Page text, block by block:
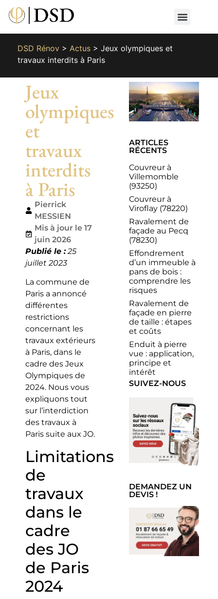
DSD Rénov> Actus> Jeux olympiques et
travaux interdits à Paris
Jeux
olympiques
et
travaux
interdits
à Paris
Pierrick
MESSIEN
Mis à jour le 17
juin 2026
Publié le :25
juillet 2023
La commune de
Paris a annoncé
différentes
restrictions
concernant les
travaux extérieurs
à Paris, dans le
cadre des Jeux
Olympiques de
2024. Nous vous
expliquons tout
sur l’interdiction
des travaux à
Paris suite aux JO.
Limitations
de
travaux
dans le
cadre
des JO
de Paris
2024
ARTICLES
RÉCENTS
Couvreur à
Villemomble
(93250)
Couvreur à
Viroflay (78220)
Ravalement de
façade au Pecq
(78230)
Effondrement
d’un immeuble à
pans de bois :
comprendre les
risques
Ravalement de
façade en pierre
de taille : étapes
et coûts
Enduit à pierre
vue : application,
principe et
intérêt
SUIVEZ-NOUS
DEMANDEZ UN
DEVIS !